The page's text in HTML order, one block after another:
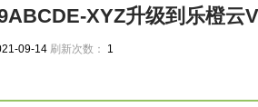
XYZ升级到乐橙云
09-14 刷新次数： 1